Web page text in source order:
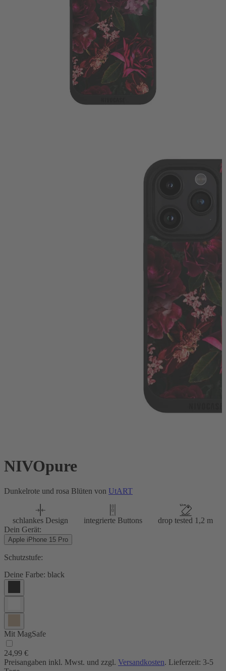
NIVOpure
Dunkelrote und rosa Blüten von UtART
schlankes Design integrierte Buttons
drop tested 1,2 m
Dein Gerät:
Apple iPhone 15 Pro
Schutzstufe:
Deine Farbe: black
Mit MagSafe
24,99 €
Preisangaben inkl. Mwst. und zzgl. Versandkosten. Lieferzeit: 3-5